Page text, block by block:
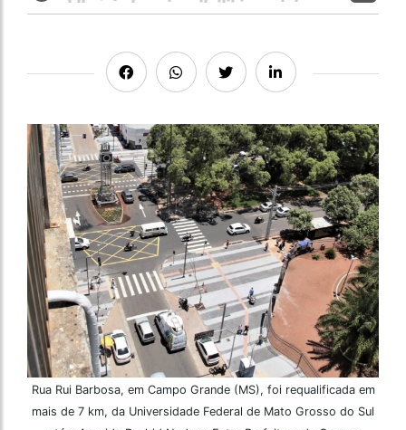
Rua Rui Barbosa, em Campo Grande (MS), foi requalificada em
mais de 7 km, da Universidade Federal de Mato Grosso do Sul